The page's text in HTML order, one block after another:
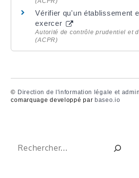
Vérifier qu'un établissement
exercer
Autorité de contrôle prudentiel et
(ACPR)
© Direction de l'information légale et
comarquage developpé par baseo.io
Rechercher